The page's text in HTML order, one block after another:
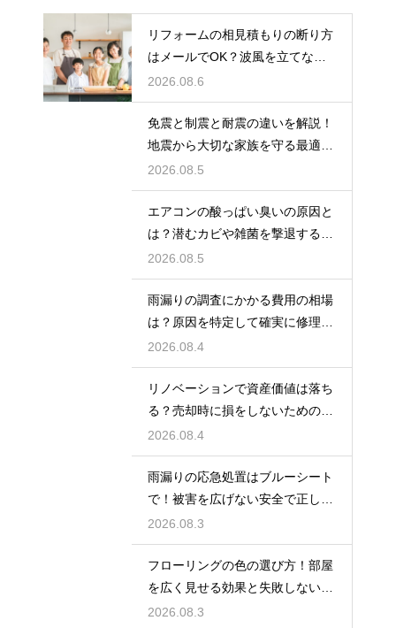
リフォームの相見積もりの断り方
はメールでOK？波風を立てない
丁寧な文面
2026.08.6
免震と制震と耐震の違いを解説！
地震から大切な家族を守る最適な
住宅の構造
2026.08.5
エアコンの酸っぱい臭いの原因と
は？潜むカビや雑菌を撃退するお
手入れ術
2026.08.5
雨漏りの調査にかかる費用の相場
は？原因を特定して確実に修理す
るプロの技
2026.08.4
リノベーションで資産価値は落ち
る？売却時に損をしないための重
要な注意点
2026.08.4
雨漏りの応急処置はブルーシート
で！被害を広げない安全で正しい
張り方
2026.08.3
フローリングの色の選び方！部屋
を広く見せる効果と失敗しないイ
ンテリア術
2026.08.3